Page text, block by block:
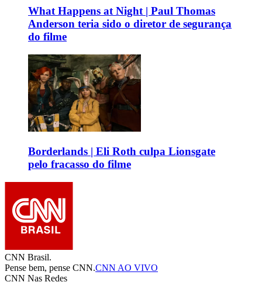
What Happens at Night | Paul Thomas
Anderson teria sido o diretor de segurança
do filme
Borderlands | Eli Roth culpa Lionsgate
pelo fracasso do filme
CNN Brasil.
Pense bem, pense CNN.CNN AO VIVO
CNN Nas Redes